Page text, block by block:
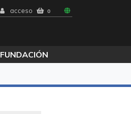
acceso 0
FUNDACIÓN